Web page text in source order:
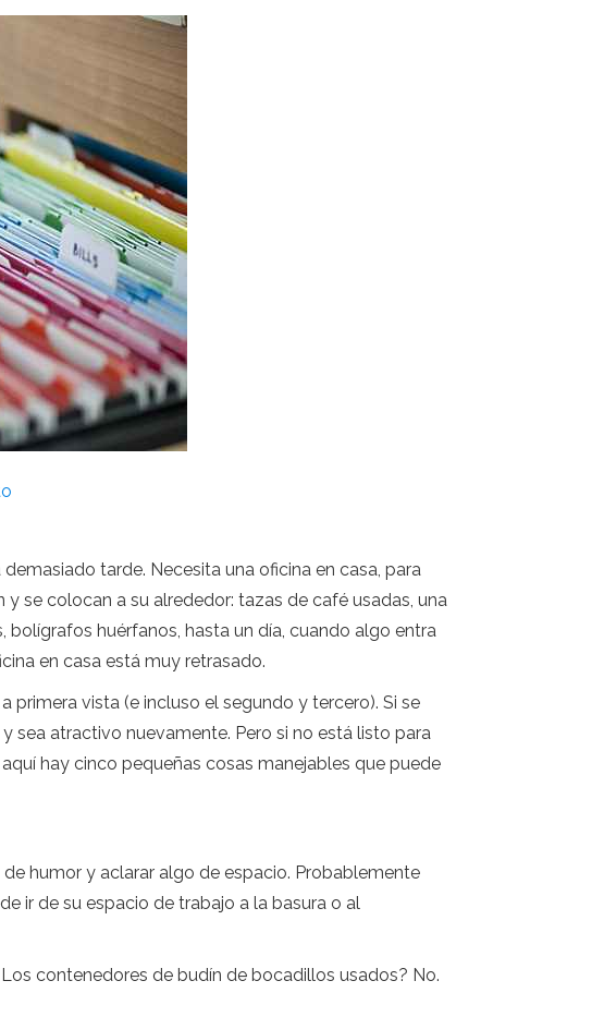
tarde. Necesita una oficina en casa, para
se colocan a su alrededor: tazas de café usadas, una
huérfanos, hasta un día, cuando algo entra
en casa está muy retrasado.
primera vista (e incluso el segundo y tercero). Si se
sea atractivo nuevamente. Pero si no está listo para
hay cinco pequeñas cosas manejables que puede
humor y aclarar algo de espacio. Probablemente
ir de su espacio de trabajo a la basura o al
contenedores de budín de bocadillos usados? No.